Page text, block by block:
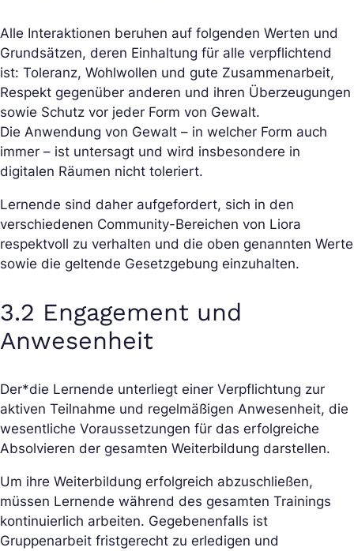
Alle Interaktionen beruhen auf folgenden Werten und
Grundsätzen, deren Einhaltung für alle verpflichtend
ist: Toleranz, Wohlwollen und gute Zusammenarbeit,
Respekt gegenüber anderen und ihren Überzeugungen
sowie Schutz vor jeder Form von Gewalt.
Die Anwendung von Gewalt – in welcher Form auch
immer – ist untersagt und wird insbesondere in
digitalen Räumen nicht toleriert.
Lernende sind daher aufgefordert, sich in den
verschiedenen Community-Bereichen von Liora
respektvoll zu verhalten und die oben genannten Werte
sowie die geltende Gesetzgebung einzuhalten.
3.2 Engagement und
Anwesenheit
Der*die Lernende unterliegt einer Verpflichtung zur
aktiven Teilnahme und regelmäßigen Anwesenheit, die
wesentliche Voraussetzungen für das erfolgreiche
Absolvieren der gesamten Weiterbildung darstellen.
Um ihre Weiterbildung erfolgreich abzuschließen,
müssen Lernende während des gesamten Trainings
kontinuierlich arbeiten. Gegebenenfalls ist
Gruppenarbeit fristgerecht zu erledigen und